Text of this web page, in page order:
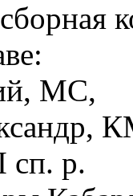
МС,
сп. р.